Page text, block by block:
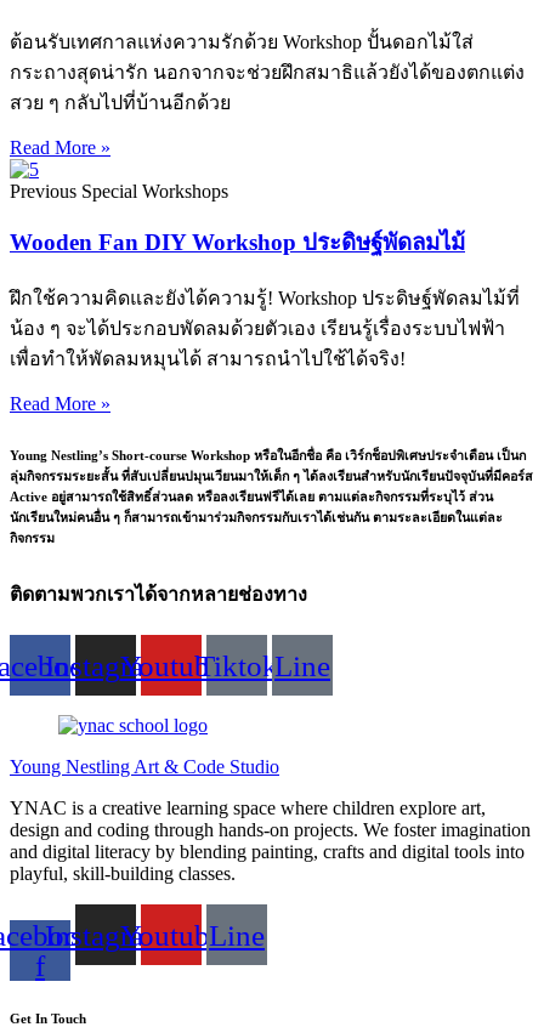
ต้อนรับเทศกาลแห่งความรักด้วย Workshop ปั้นดอกไม้ใส่
กระถางสุดน่ารัก นอกจากจะช่วยฝึกสมาธิแล้วยังได้ของตกแต่ง
สวย ๆ กลับไปที่บ้านอีกด้วย
Read More »
Previous Special Workshops
Wooden Fan DIY Workshop ประดิษฐ์พัดลมไม้
ฝึกใช้ความคิดและยังได้ความรู้! Workshop ประดิษฐ์พัดลมไม้ที่
น้อง ๆ จะได้ประกอบพัดลมด้วยตัวเอง เรียนรู้เรื่องระบบไฟฟ้า
เพื่อทำให้พัดลมหมุนได้ สามารถนำไปใช้ได้จริง!
Read More »
Young Nestling’s Short-course Workshop หรือในอีกชื่อ คือ เวิร์กช็อปพิเศษประจำเดือน เป็นก
ลุ่มกิจกรรมระยะสั้น ที่สับเปลี่ยนปมุนเวียนมาให้เด็ก ๆ ได้ลงเรียนสำหรับนักเรียนปัจจุบันที่มีคอร์ส
Active อยู่สามารถใช้สิทธิ์ส่วนลด หรือลงเรียนฟรีได้เลย ตามแต่ละกิจกรรมที่ระบุไว้ ส่วน
นักเรียนใหม่คนอื่น ๆ ก็สามารถเข้ามาร่วมกิจกรรมกับเราได้เช่นกัน ตามระละเอียดในแต่ละ
กิจกรรม
ติดตามพวกเราได้จากหลายช่องทาง
InstagramYoutubeTiktokLine
Young Nestling Art & Code Studio
YNAC is a creative learning space where children explore art,
design and coding through hands‑on projects. We foster imagination
and digital literacy by blending painting, crafts and digital tools into
playful, skill‑building classes.
f
InstagramYoutubeLine
Get In Touch